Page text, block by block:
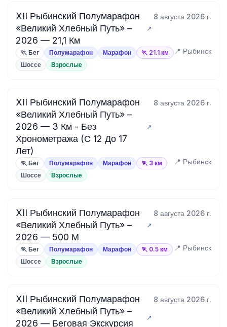
XII Рыбинский Полумарафон
«Великий Хлебный Путь» –
2026 — 21,1 Км
8 августа 2026 г.
🏃 Бег Полумарафон Марафон 🏃 21.1 км 📍 Рыбинск
Шоссе Взрослые
XII Рыбинский Полумарафон
«Великий Хлебный Путь» –
2026 — 3 Км - Без
Хронометража (С 12 До 17
Лет)
8 августа 2026 г.
🏃 Бег Полумарафон Марафон 🏃 3 км 📍 Рыбинск
Шоссе Взрослые
XII Рыбинский Полумарафон
«Великий Хлебный Путь» –
2026 — 500 М
8 августа 2026 г.
🏃 Бег Полумарафон Марафон 🏃 0.5 км 📍 Рыбинск
Шоссе Взрослые
XII Рыбинский Полумарафон
«Великий Хлебный Путь» –
2026 — Беговая Экскурсия
8 августа 2026 г.